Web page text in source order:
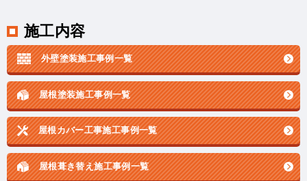
施工内容
外壁塗装施工事例一覧
屋根塗装施工事例一覧
屋根カバー工事施工事例一覧
屋根葺き替え施工事例一覧